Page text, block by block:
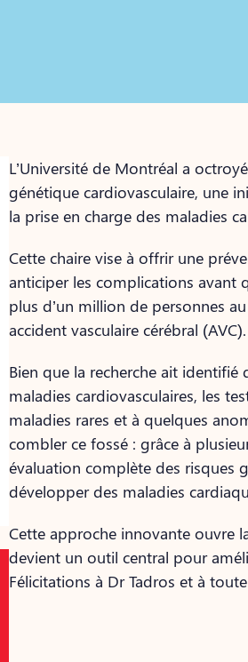
L’Université de Montréal a
génétique cardiovasculaire, une
la prise en charge des maladies
Cette chaire vise à offrir une
anticiper les complications avant
plus d’un million de personnes
accident vasculaire cérébral (AVC).
Bien que la recherche ait
maladies cardiovasculaires, les
maladies rares et à quelques
combler ce fossé : grâce à
évaluation complète des risques
développer des maladies
Cette approche innovante ouvre
devient un outil central pour
Félicitations à Dr Tadros et à